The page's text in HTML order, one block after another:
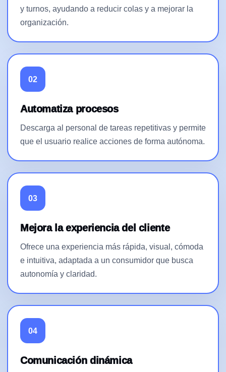
y turnos, ayudando a reducir colas y a mejorar la
organización.
02
Automatiza procesos
Descarga al personal de tareas repetitivas y permite
que el usuario realice acciones de forma autónoma.
03
Mejora la experiencia del cliente
Ofrece una experiencia más rápida, visual, cómoda
e intuitiva, adaptada a un consumidor que busca
autonomía y claridad.
04
Comunicación dinámica